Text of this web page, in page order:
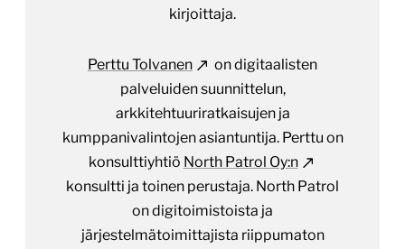
kirjoittaja.
Perttu Tolvanen
on digitaalisten
palveluiden suunnittelun,
arkkitehtuuriratkaisujen ja
kumppanivalintojen asiantuntija. Perttu on
konsulttiyhtiö North Patrol Oy:n
konsultti ja toinen perustaja. North Patrol
on digitoimistoista ja
järjestelmätoimittajista riippumaton